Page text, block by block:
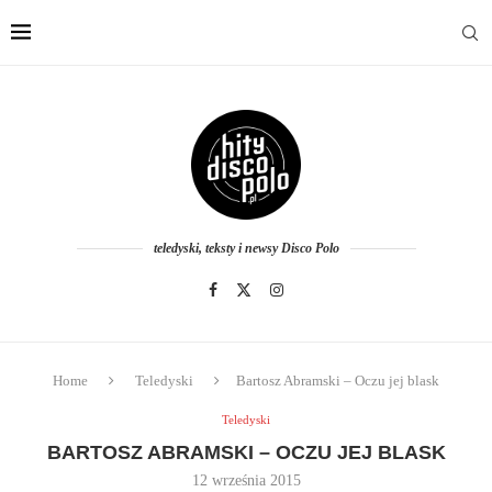
teledyski, teksty i newsy Disco Polo
Home Teledyski Bartosz Abramski – Oczu jej blask
Teledyski
BARTOSZ ABRAMSKI – OCZU JEJ BLASK
12 września 2015